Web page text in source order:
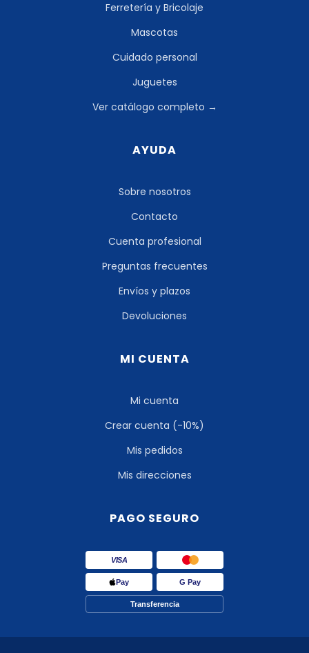
Ferretería y Bricolaje
Mascotas
Cuidado personal
Juguetes
Ver catálogo completo →
AYUDA
Sobre nosotros
Contacto
Cuenta profesional
Preguntas frecuentes
Envíos y plazos
Devoluciones
MI CUENTA
Mi cuenta
Crear cuenta (-10%)
Mis pedidos
Mis direcciones
PAGO SEGURO
VISA
Pay G Pay
Transferencia